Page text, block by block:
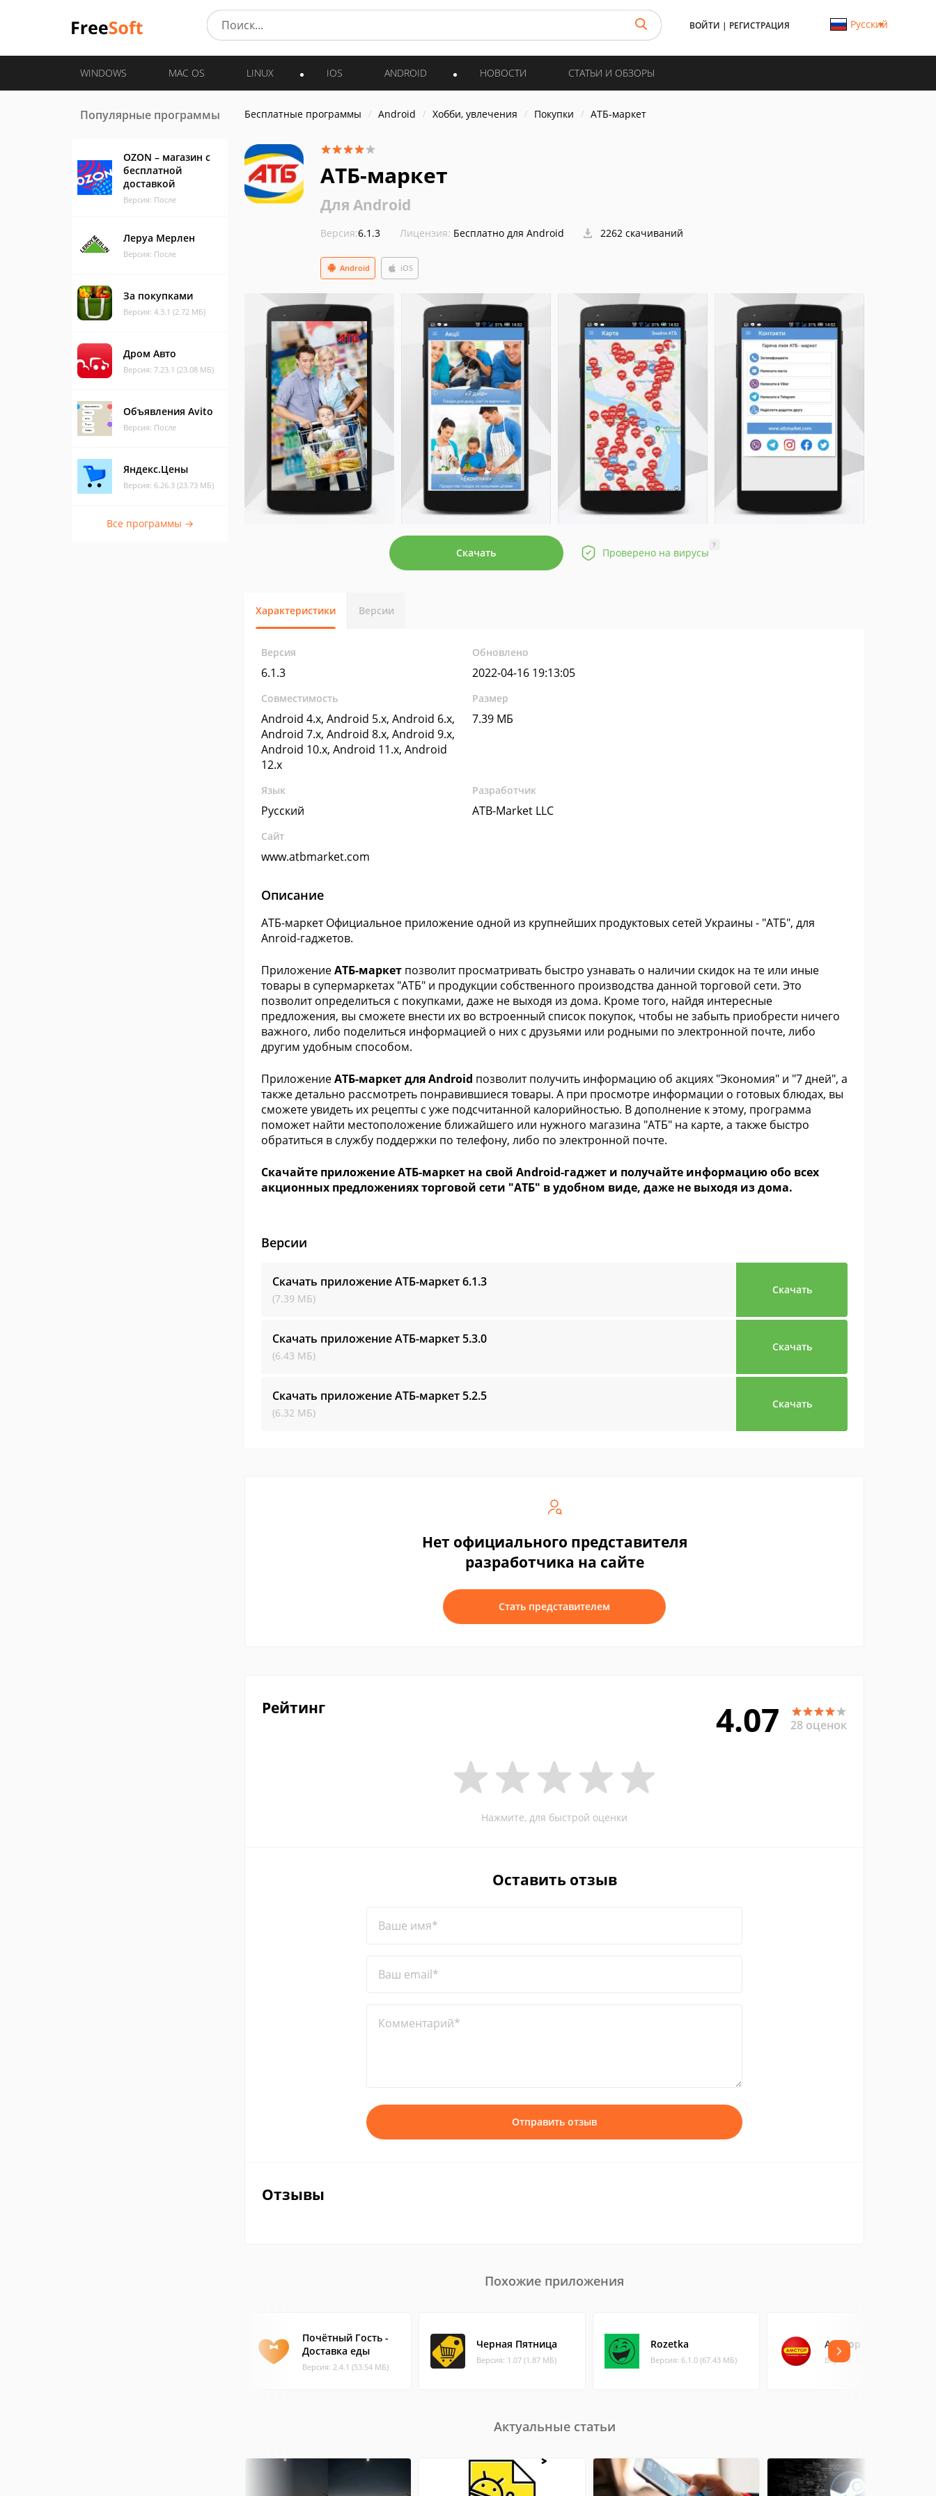
ВОЙТИ | РЕГИСТРАЦИЯ Русский
WINDOWS MAC OS LINUX IOS ANDROID НОВОСТИ СТАТЬИ И ОБЗОРЫ
Популярные программы
OZON – магазин с
бесплатной
доставкой
Версия: После
Леруа Мерлен
Версия: После
За покупками
Версия: 4.3.1 (2.72 МБ)
Дром Авто
Версия: 7.23.1 (23.08 МБ)
Объявления Avito
Версия: После
Яндекс.Цены
Версия: 6.26.3 (23.73 МБ)
Все программы →
Бесплатные программы Android Хобби, увлечения Покупки АТБ-маркет
АТБ-маркет
Для Android
Версия:6.1.3 Лицензия: Бесплатно для Android 2262 скачиваний
Android iOS
Скачать Проверено на вирусы
?
Характеристики Версии
Версия
6.1.3
Обновлено
2022-04-16 19:13:05
Совместимость
Android 4.x, Android 5.x, Android 6.x,
Android 7.x, Android 8.x, Android 9.x,
Android 10.x, Android 11.x, Android
12.x
Размер
7.39 МБ
Язык
Русский
Разработчик
ATB-Market LLC
Сайт
www.atbmarket.com
Описание
АТБ-маркет Официальное приложение одной из крупнейших продуктовых сетей Украины - "АТБ", для
Anroid-гаджетов.
ПриложениеАТБ-маркет позволит просматривать быстро узнавать о наличии скидок на те или иные
товары в супермаркетах "АТБ" и продукции собственного производства данной торговой сети. Это
позволит определиться с покупками, даже не выходя из дома. Кроме того, найдя интересные
предложения, вы сможете внести их во встроенный список покупок, чтобы не забыть приобрести ничего
важного, либо поделиться информацией о них с друзьями или родными по электронной почте, либо
другим удобным способом.
ПриложениеАТБ-маркет для Android позволит получить информацию об акциях "Экономия" и "7 дней", а
также детально рассмотреть понравившиеся товары. А при просмотре информации о готовых блюдах, вы
сможете увидеть их рецепты с уже подсчитанной калорийностью. В дополнение к этому, программа
поможет найти местоположение ближайшего или нужного магазина "АТБ" на карте, а также быстро
обратиться в службу поддержки по телефону, либо по электронной почте.
Скачайте приложение АТБ-маркет на свой Android-гаджет и получайте информацию обо всех
акционных предложениях торговой сети "АТБ" в удобном виде, даже не выходя из дома.
Версии
Скачать приложение АТБ-маркет6.1.3
(7.39 МБ)
Скачать
Скачать приложение АТБ-маркет 5.3.0
(6.43 МБ)
Скачать
Скачать приложение АТБ-маркет 5.2.5
(6.32 МБ)
Скачать
Нет официального представителя
разработчика на сайте
Стать представителем
Рейтинг 4.07 28 оценок
Нажмите, для быстрой оценки
Оставить отзыв
Ваше имя*
Ваш email*
Комментарий*
Отправить отзыв
Отзывы
Похожие приложения
Почётный Гость -
Доставка еды
Версия: 2.4.1 (53.54 МБ)
Черная Пятница
Версия: 1.07 (1.87 МБ)
Rozetka
Версия: 6.1.0 (67.43 МБ)
Амстор
Версия: 1.4 (1.99 МБ)
Актуальные статьи